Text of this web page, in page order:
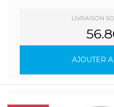
LIVRAISON
AJOUTER